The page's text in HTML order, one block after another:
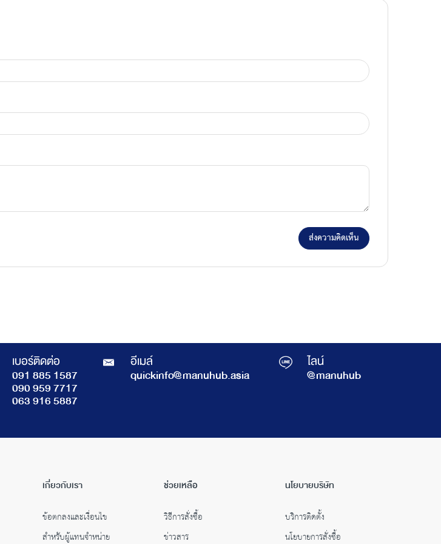
ส่งความคิดเห็น
เบอร์ติดต่อ
091 885 1587
090 959 7717
063 916 5887
อีเมล์
quickinfo@manuhub.asia
ไลน์
@manuhub
เกี่ยวกับเรา
ข้อตกลงและเงื่อนไข
สำหรับผู้แทนจำหน่าย
ช่วยเหลือ
วิธีการสั่งซื้อ
ข่าวสาร
นโยบายบริษัท
บริการติดตั้ง
นโยบายการสั่งซื้อ